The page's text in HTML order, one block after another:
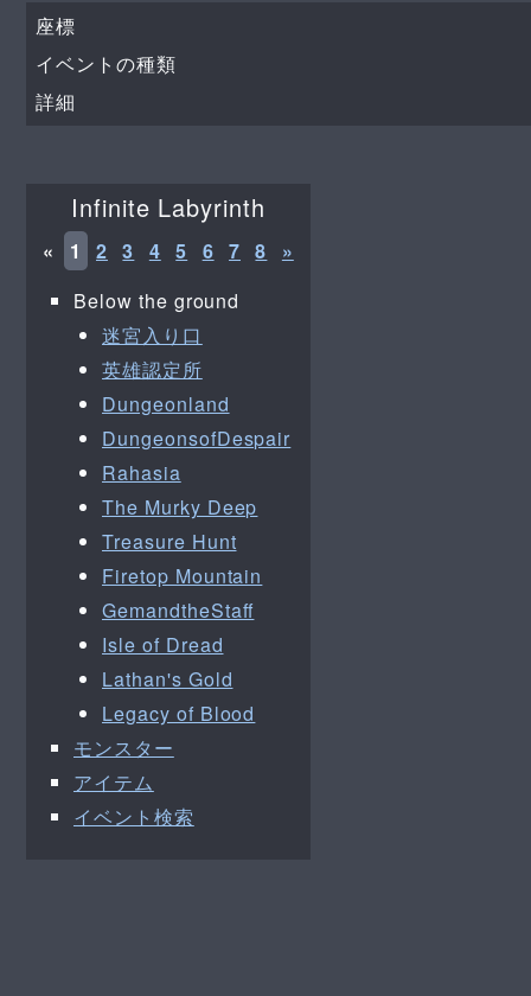
座標
イベントの種類
詳細
Infinite Labyrinth
« 1 2 3 4 5 6 7 8
»
Below the ground
迷宮入り口
英雄認定所
Dungeonland
DungeonsofDespair
Rahasia
The Murky Deep
Treasure Hunt
Firetop Mountain
GemandtheStaff
Isle of Dread
Lathan's Gold
Legacy of Blood
モンスター
アイテム
イベント検索